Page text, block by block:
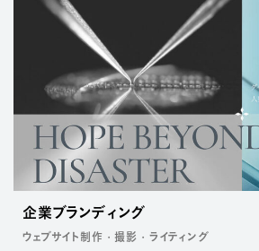
企業ブランディング
ウェブサイト制作 撮影
ライティング